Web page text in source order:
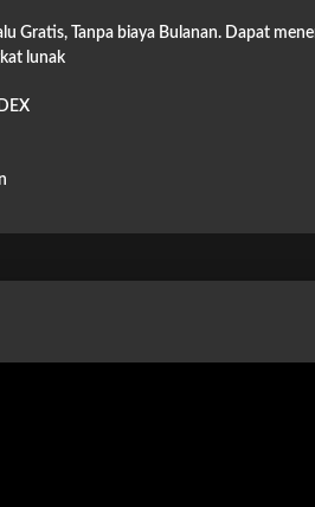
Gratis, Tanpa biaya Bulanan. Dapat
lunak